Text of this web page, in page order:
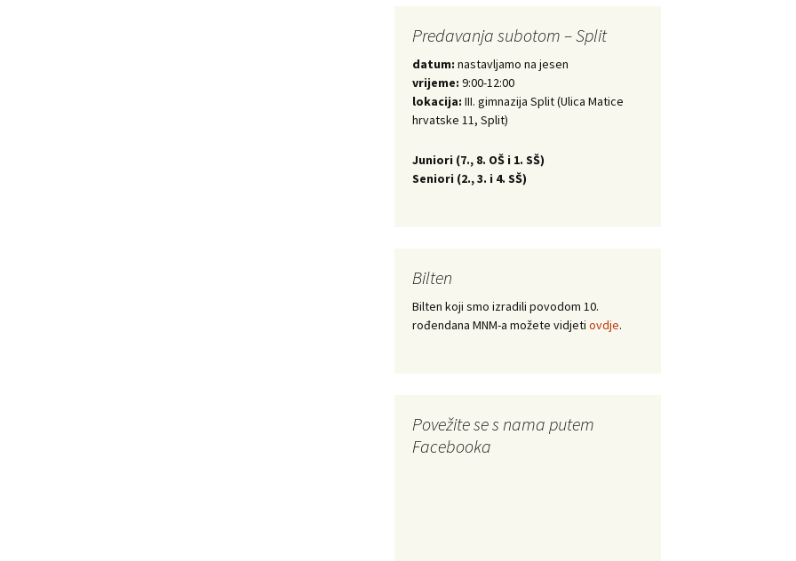
Predavanja subotom – Split
datum: nastavljamo na jesen
vrijeme: 9:00-12:00
lokacija: III. gimnazija Split (Ulica Matice
hrvatske 11, Split)
Juniori (7., 8. OŠ i 1. SŠ)
Seniori (2., 3. i 4. SŠ)
Bilten
Bilten koji smo izradili povodom 10.
rođendana MNM-a možete vidjeti ovdje.
Povežite se s nama putem
Facebooka